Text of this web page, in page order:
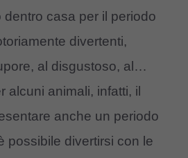
casa per il periodo
divertenti,
al disgustoso, al…
alcuni animali, infatti, il
anche un periodo
possibile divertirsi con le